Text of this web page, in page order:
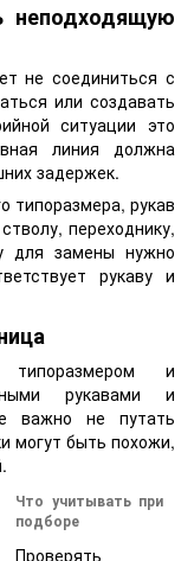
неподходящую
не соединиться с
или создавать
ситуации это
линия должна
задержек.
типоразмера, рукав
переходнику,
для замены нужно
рукаву и
типоразмером и
рукавами и
важно не путать
могут быть похожи,
Что учитывать при
подборе
Проверять